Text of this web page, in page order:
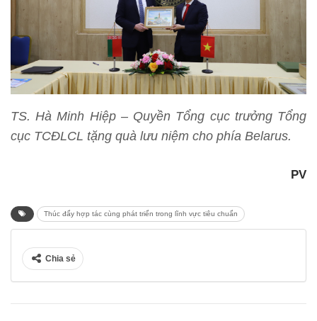
TS. Hà Minh Hiệp – Quyền Tổng cục trưởng Tổng
cục TCĐLCL tặng quà lưu niệm cho phía Belarus.
PV
Thúc đẩy hợp tác cùng phát triển trong lĩnh vực tiêu chuẩn
Chia sẻ